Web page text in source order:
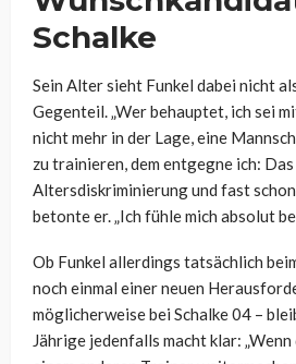
Schalke
Sein Alter sieht Funkel dabei nicht
Gegenteil. „Wer behauptet, ich sei
nicht mehr in der Lage, eine
zu trainieren, dem entgegne ich:
Altersdiskriminierung und fast
betonte er. „Ich fühle mich absolut
Ob Funkel allerdings tatsächlich
noch einmal einer neuen
möglicherweise bei Schalke 04 –
Jährige jedenfalls macht klar: